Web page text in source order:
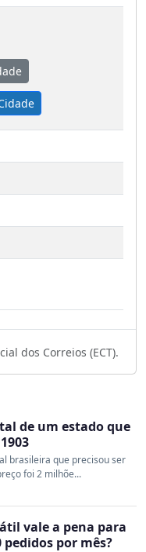
dos Correios (ECT).
de um estado que
brasileira que precisou ser
foi 2 milhõe...
vale a pena para
por mês?